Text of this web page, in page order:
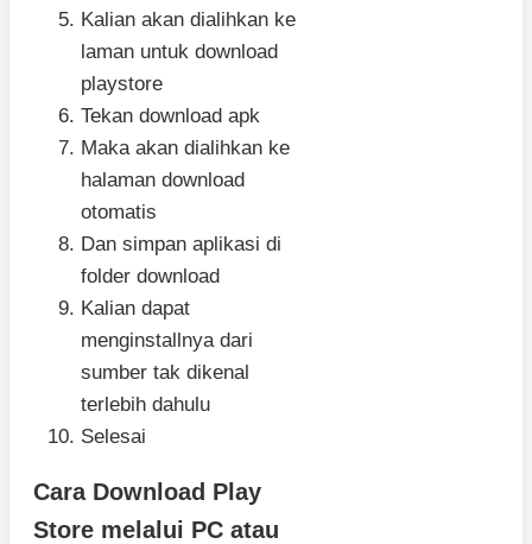
Kalian akan dialihkan ke
laman untuk download
playstore
Tekan download apk
Maka akan dialihkan ke
halaman download
otomatis
Dan simpan aplikasi di
folder download
Kalian dapat
menginstallnya dari
sumber tak dikenal
terlebih dahulu
Selesai
Cara Download Play
Store melalui PC atau